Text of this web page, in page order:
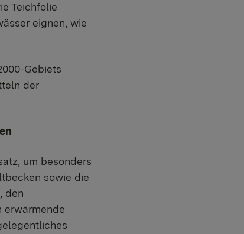
Teichfolie
eignen, wie
Gebiets
der
um besonders
sowie die
den
erwärmende